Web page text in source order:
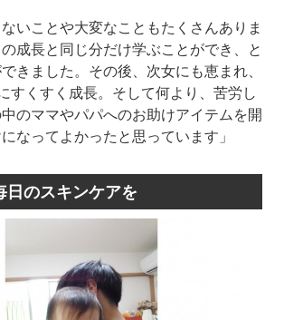
ないことや大変なこともたくさんありま
成長と同じ分だけ学ぶことができ、と
きました。その後、次女にも恵まれ、
すくすく成長。そして何より、苦労し
のママやパパへのお助けアイテムを開
なってよかったと思っています」
日のスキンケアを